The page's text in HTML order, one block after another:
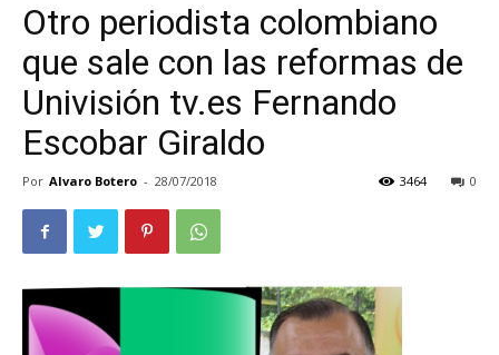
Notiloco
de
Otro periodista colombiano
que sale con las reformas de
Univisión tv.es Fernando
Escobar Giraldo
Por Alvaro Botero - 28/07/2018 0
3464